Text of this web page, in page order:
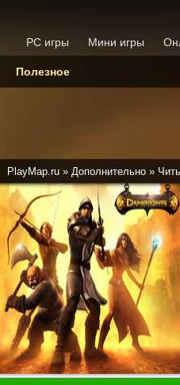
PlayMap.ru » Дополнительно »
PC игры Мини игры
Полезное